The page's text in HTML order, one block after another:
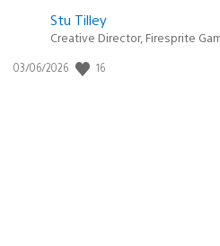
Postée
:
Stu Tilley
Creative Director, Firesprite
Date
03/06/2026 16